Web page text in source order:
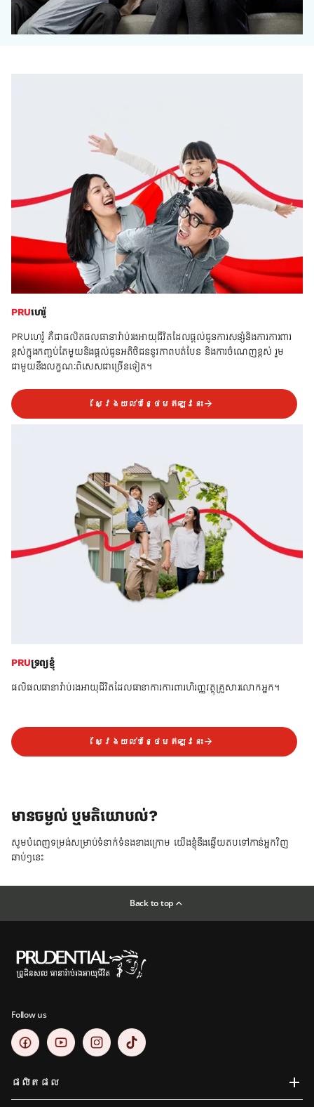
PRUហេរ៉ូ
PRUហេរ៉ូ គឺជាផលិតផលធានារ៉ាប់រងអាយុជីវិតដែលផ្ដល់ជូនការសន្សំនិងការការពារ
ខ្ពស់ក្នុងកញ្ចប់តែមួយនិងផ្ដល់ជូនអតិថិជននូវភាពបត់បែន និងការចំណេញខ្ពស់ រួម
ជាមួយនឹងលក្ខណៈពិសេសជាច្រើនទៀត។
ស្វែងយល់បន្ថែមឥឡូវនេះ
PRUទ្រព្យខ្ញុំ
ផលិផលធានារ៉ាប់រងអាយុជីវិតដែលធានាការការពារហិរញ្ញវត្ថុគ្រួសារលោកអ្នក។
ស្វែងយល់បន្ថែមឥឡូវនេះ
មានចម្ងល់ ឬមតិយោបល់?
សូមបំពេញទម្រង់សម្រាប់ទំនាក់ទំនងខាងក្រោម យើងខ្ញុំនឹងឆ្លើយតបទៅកាន់អ្នកវិញ
ឆាប់ៗនេះ
Back to top
Follow us
ផលិតផល